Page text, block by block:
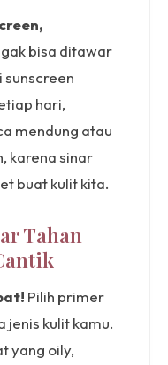
bisa ditawar
sunscreen
hari,
mendung atau
karena sinar
buat kulit kita.
Tahan
Pilih primer
jenis kulit kamu.
yang oily,